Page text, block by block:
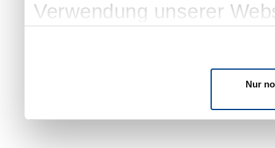
Verwendung unserer
weiteren Daten
haben oder die sie im
Nur